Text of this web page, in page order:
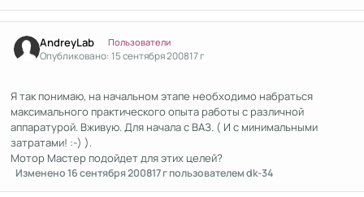
AndreyLab Пользователи
Опубликовано:15 сентября 200817 г
Я так понимаю, на начальном этапе необходимо набраться
максимального практического опыта работы с различной
аппаратурой. Вживую. Для начала с ВАЗ. ( И с минимальными
затратами! :-) ).
Мотор Мастер подойдет для этих целей?
Изменено16 сентября 200817 гпользователем dk-34